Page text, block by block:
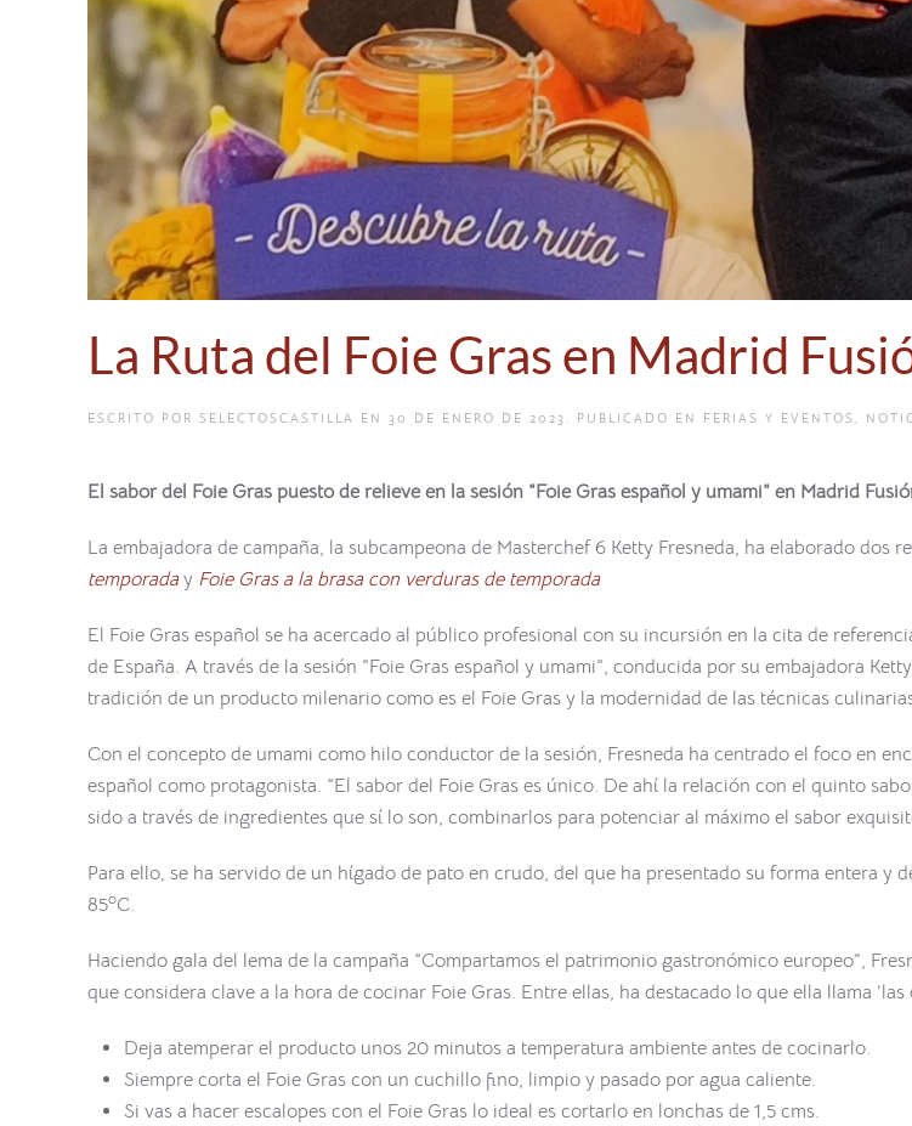
La Ruta del Foie Gras en Madrid
ESCRITO POR SELECTOSCASTILLA EN 30 DE ENERO DE 2023 . PUBLICADO EN FERIAS Y EVENTOS ,
El sabor del Foie Gras puesto de relieve en la sesión “Foie Gras español y umami” en Madrid
La embajadora de campaña, la subcampeona de Masterchef 6 Ketty Fresneda, ha elaborado dos
temporaday Foie Gras a la brasa con verduras de temporada
El Foie Gras español se ha acercado al público profesional con su incursión en la cita de
de España. A través de la sesión “Foie Gras español y umami”, conducida por su embajadora
tradición de un producto milenario como es el Foie Gras y la modernidad de las técnicas
Con el concepto de umami como hilo conductor de la sesión, Fresneda ha centrado el foco en
español como protagonista. “El sabor del Foie Gras es único. De ahí la relación con el quinto
sido a través de ingredientes que sí lo son, combinarlos para potenciar al máximo el sabor
Para ello, se ha servido de un hígado de pato en crudo, del que ha presentado su forma entera
85oC.
Haciendo gala del lema de la campaña “Compartamos el patrimonio gastronómico europeo”,
que considera clave a la hora de cocinar Foie Gras. Entre ellas, ha destacado lo que ella llama
Deja atemperar el producto unos 20 minutos a temperatura ambiente antes de cocinarlo.
Siempre corta el Foie Gras con un cuchillo fino, limpio y pasado por agua caliente.
Si vas a hacer escalopes con el Foie Gras lo ideal es cortarlo en lonchas de 1,5 cms.